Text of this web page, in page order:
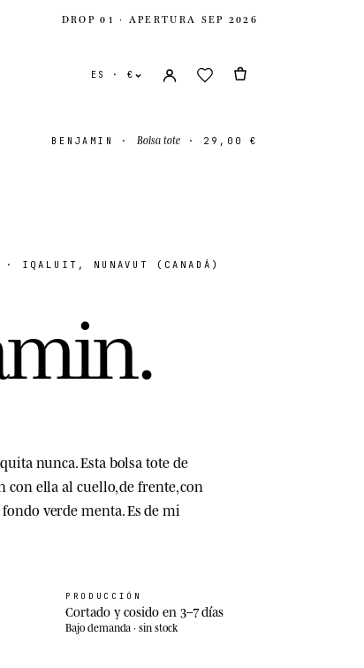
DROP 01 · APERTURA SEP 2026
ES · €
EUR €
BENJAMIN · Bolsa tote· 29,00 €
· IQALUIT, NUNAVUT (CANADÁ)
min.
nunca. Esta bolsa tote de
ella al cuello, de frente, con
verde menta. Es de mi
PRODUCCIÓN
Cortado y cosido en 3–7 días
Bajo demanda · sin stock